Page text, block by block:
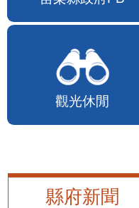
觀光休閒
縣府新聞